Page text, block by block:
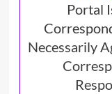
Portal
Necessarily